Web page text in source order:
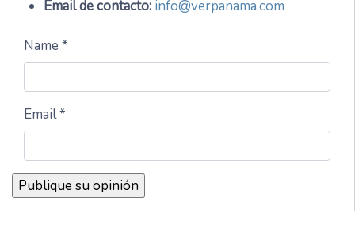
Email de contacto: info@verpanama.com
Name *
Email *